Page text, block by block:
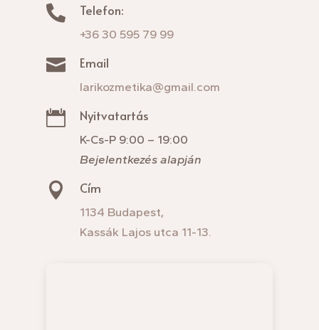
 Telefon:
+36 30 595 79 99
 Email
larikozmetika@gmail.com
 Nyitvatartás
K-Cs-P 9:00 – 19:00
Bejelentkezés alapján
 Cím
1134 Budapest,
Kassák Lajos utca 11-13.